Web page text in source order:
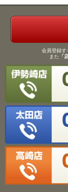
会員登録す
また 「